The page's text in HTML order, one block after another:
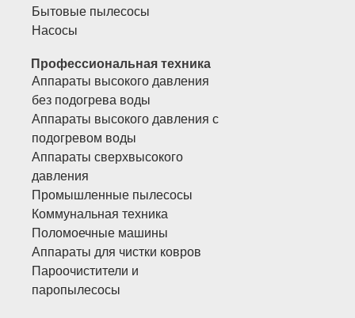
Бытовые пылесосы
Насосы
Профессиональная техника
Аппараты высокого давления
без подогрева воды
Аппараты высокого давления с
подогревом воды
Аппараты сверхвысокого
давления
Промышленные пылесосы
Коммунальная техника
Поломоечные машины
Аппараты для чистки ковров
Пароочистители и
паропылесосы